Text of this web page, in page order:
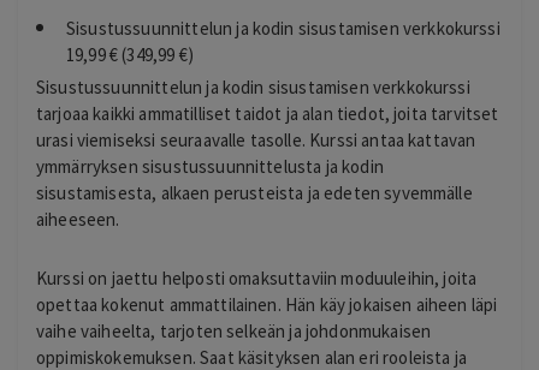
Sisustussuunnittelun ja kodin sisustamisen verkkokurssi
19,99 € (349,99 €)
Sisustussuunnittelun ja kodin sisustamisen verkkokurssi
tarjoaa kaikki ammatilliset taidot ja alan tiedot, joita tarvitset
urasi viemiseksi seuraavalle tasolle. Kurssi antaa kattavan
ymmärryksen sisustussuunnittelusta ja kodin
sisustamisesta, alkaen perusteista ja edeten syvemmälle
aiheeseen.
Kurssi on jaettu helposti omaksuttaviin moduuleihin, joita
opettaa kokenut ammattilainen. Hän käy jokaisen aiheen läpi
vaihe vaiheelta, tarjoten selkeän ja johdonmukaisen
oppimiskokemuksen. Saat käsityksen alan eri rooleista ja